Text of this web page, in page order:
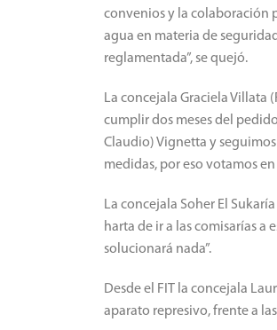
convenios y la colaboración
agua en materia de
reglamentada”, se quejó.
La concejala Graciela Villata
cumplir dos meses del
Claudio) Vignetta y
medidas, por eso votamos en
La concejala Soher El
harta de ir a las comisarías a
solucionará nada”.
Desde el FIT la concejala
aparato represivo, frente a